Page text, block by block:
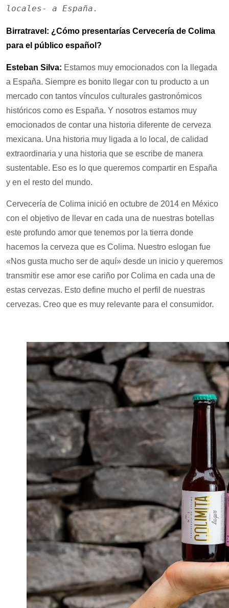
locales- a España.
Birratravel: ¿Cómo presentarías Cervecería de Colima
para el público español?
Esteban Silva: Estamos muy emocionados con la llegada
a España. Siempre es bonito llegar con tu producto a un
mercado con tantos vínculos culturales gastronómicos
históricos como es España. Y nosotros estamos muy
emocionados de contar una historia diferente de cerveza
mexicana. Una historia muy ligada a lo local, de calidad
extraordinaria y una historia que se escribe de manera
sustentable. Eso es lo que queremos compartir en España
y en el resto del mundo.
Cervecería de Colima inició en octubre de 2014 en México
con el objetivo de llevar en cada una de nuestras botellas
este profundo amor que tenemos por la tierra donde
hacemos la cerveza que es Colima. Nuestro eslogan fue
«Nos gusta mucho ser de aquí» desde un inicio y queremos
transmitir ese amor ese cariño por Colima en cada una de
estas cervezas. Esto define mucho el perfil de nuestras
cervezas. Creo que es muy relevante para el consumidor.